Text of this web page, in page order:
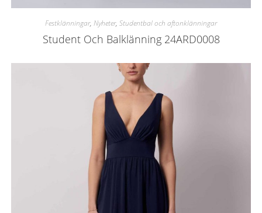
Festklänningar, Nyheter, Studentbal och aftonklänningar
Student Och Balklänning 24ARD0008